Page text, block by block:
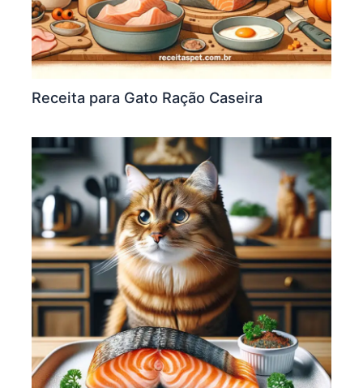
Receita para Gato Ração Caseira